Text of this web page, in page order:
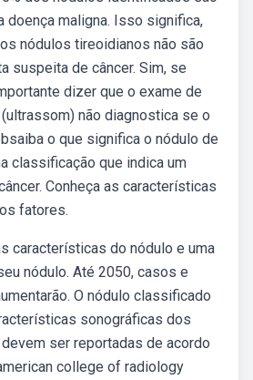
doença maligna. Isso significa,
nódulos tireoidianos não são
suspeita de câncer. Sim, se
dizer que o exame de
não diagnostica se o
o que significa o nódulo de
classificação que indica um
Conheça as características
fatores.
características do nódulo e uma
nódulo. Até 2050, casos e
O nódulo classificado
sonográficas dos
ser reportadas de acordo
college of radiology